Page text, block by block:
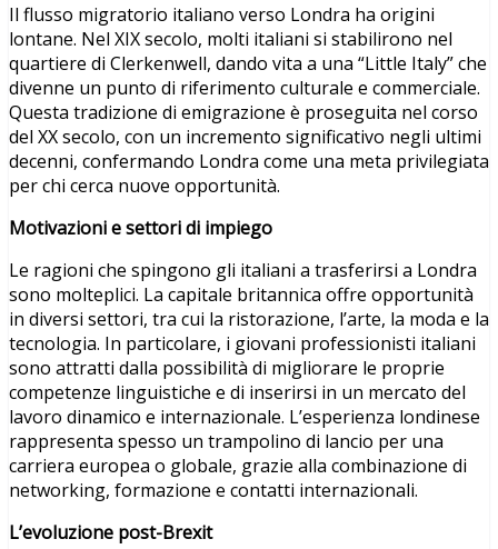
Il flusso migratorio italiano verso Londra ha origini
lontane. Nel XIX secolo, molti italiani si stabilirono nel
quartiere di Clerkenwell, dando vita a una “Little Italy” che
divenne un punto di riferimento culturale e commerciale.
Questa tradizione di emigrazione è proseguita nel corso
del XX secolo, con un incremento significativo negli ultimi
decenni, confermando Londra come una meta privilegiata
per chi cerca nuove opportunità.
Motivazioni e settori di impiego
Le ragioni che spingono gli italiani a trasferirsi a Londra
sono molteplici. La capitale britannica offre opportunità
in diversi settori, tra cui la ristorazione, l’arte, la moda e la
tecnologia. In particolare, i giovani professionisti italiani
sono attratti dalla possibilità di migliorare le proprie
competenze linguistiche e di inserirsi in un mercato del
lavoro dinamico e internazionale. L’esperienza londinese
rappresenta spesso un trampolino di lancio per una
carriera europea o globale, grazie alla combinazione di
networking, formazione e contatti internazionali.
L’evoluzione post-Brexit